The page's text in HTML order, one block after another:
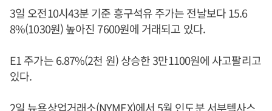
3일 오전10시43분 기준 흥구석유 주가는 전날보다 15.6
8%(1030원) 높아진 7600원에 거래되고 있다.
E1 주가는 6.87%(2천 원) 상승한 3만1100원에 사고팔리고
있다.
2일 뉴욕상업거래소(NYMEX)에서 5월 인도분 서부텍사스